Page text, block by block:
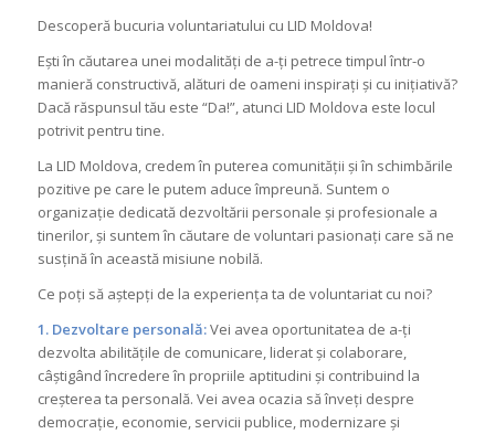
Descoperă bucuria voluntariatului cu LID Moldova!
Ești în căutarea unei modalități de a-ți petrece timpul într-o
manieră constructivă, alături de oameni inspirați și cu inițiativă?
Dacă răspunsul tău este “Da!”, atunci LID Moldova este locul
potrivit pentru tine.
La LID Moldova, credem în puterea comunității și în schimbările
pozitive pe care le putem aduce împreună. Suntem o
organizație dedicată dezvoltării personale și profesionale a
tinerilor, și suntem în căutare de voluntari pasionați care să ne
susțină în această misiune nobilă.
Ce poți să aștepți de la experiența ta de voluntariat cu noi?
1. Dezvoltare personală:Vei avea oportunitatea de a-ți
dezvolta abilitățile de comunicare, liderat și colaborare,
câștigând încredere în propriile aptitudini și contribuind la
creșterea ta personală. Vei avea ocazia să înveți despre
democrație, economie, servicii publice, modernizare și